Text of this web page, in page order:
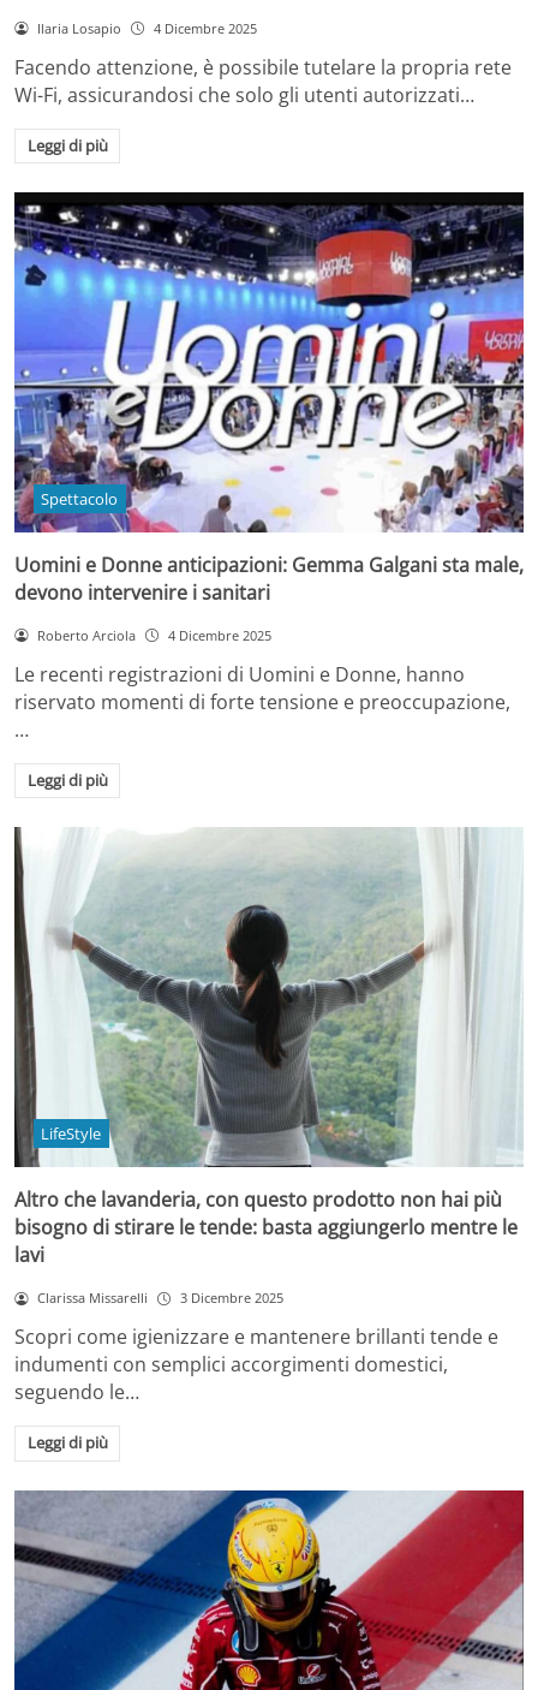
Ilaria Losapio 4 Dicembre 2025
Facendo attenzione, è possibile tutelare la propria rete
Wi-Fi, assicurandosi che solo gli utenti autorizzati…
Leggi di più
Spettacolo
Uomini e Donne anticipazioni: Gemma Galgani sta male,
devono intervenire i sanitari
Roberto Arciola 4 Dicembre 2025
Le recenti registrazioni di Uomini e Donne, hanno
riservato momenti di forte tensione e preoccupazione,
…
Leggi di più
LifeStyle
Altro che lavanderia, con questo prodotto non hai più
bisogno di stirare le tende: basta aggiungerlo mentre le
lavi
Clarissa Missarelli 3 Dicembre 2025
Scopri come igienizzare e mantenere brillanti tende e
indumenti con semplici accorgimenti domestici,
seguendo le…
Leggi di più